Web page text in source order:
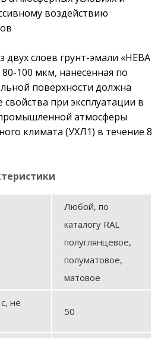
воздействию
двух слоев грунт-эмали «НЕВА
100 мкм, нанесенная по
поверхности должна
при эксплуатации в
атмосферы
климата (УХЛ1) в течение 8
Любой, по
каталогу RAL
полуглянцевое,
полуматовое,
матовое
не
50